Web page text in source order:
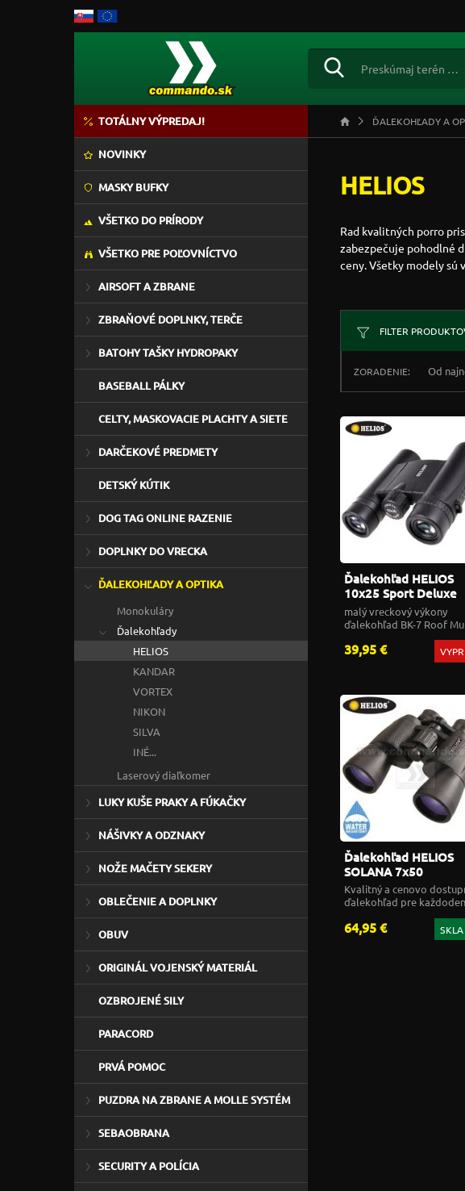
ĎALEKOHĽADY A
HELIOS
Rad kvalitných porro
zabezpečuje pohodlné
ceny. Všetky modely sú
FILTER
ZORADENIE: Od
Ďalekohľad HELIOS
10x25 Sport Deluxe
Binocular 30853
malý vreckový výkony
ďalekohľad BK-7 Roof
39,95 €
Ďalekohľad HELIOS
SOLANA 7x50
Kvalitný a cenovo
ďalekohľad pre
64,95 €
TOTÁLNY VÝPREDAJ!
NOVINKY
MASKY BUFKY
VŠETKO DO PRÍRODY
VŠETKO PRE POĽOVNÍCTVO
AIRSOFT A ZBRANE
ZBRAŇOVÉ DOPLNKY, TERČE
BATOHY TAŠKY HYDROPAKY
BASEBALL PÁLKY
CELTY, MASKOVACIE PLACHTY A SIETE
DARČEKOVÉ PREDMETY
DETSKÝ KÚTIK
DOG TAG ONLINE RAZENIE
DOPLNKY DO VRECKA
ĎALEKOHĽADY A OPTIKA
Monokuláry
Ďalekohľady
HELIOS
KANDAR
VORTEX
NIKON
SILVA
INÉ...
Laserový diaľkomer
LUKY KUŠE PRAKY A FÚKAČKY
NÁŠIVKY A ODZNAKY
NOŽE MAČETY SEKERY
OBLEČENIE A DOPLNKY
OBUV
ORIGINÁL VOJENSKÝ MATERIÁL
OZBROJENÉ SILY
PARACORD
PRVÁ POMOC
PUZDRA NA ZBRANE A MOLLE SYSTÉM
SEBAOBRANA
SECURITY A POLÍCIA